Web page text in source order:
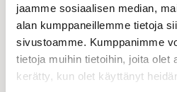
jaamme sosiaalisen median,
alan kumppaneillemme tietoja
sivustoamme. Kumppanimme
tietoja muihin tietoihin, joita olet
kerätty, kun olet käyttänyt
040 710 6465
mika.laaksonen@kastelli.fi